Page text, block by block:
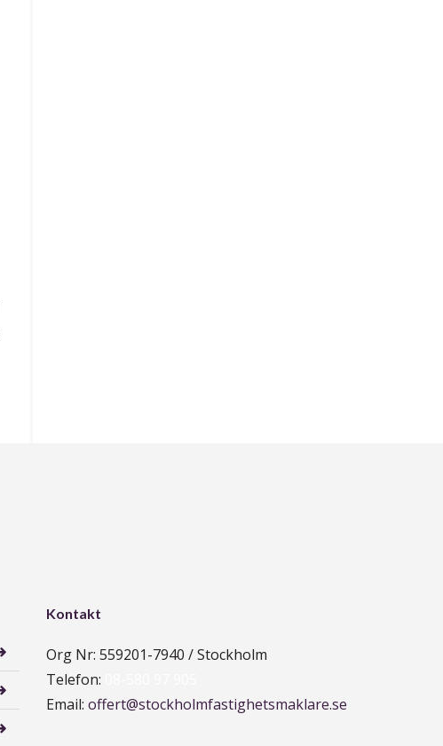
Kontakt
Org Nr: 559201-7940 / Stockholm
Telefon:
Email: offert@stockholmfastighetsmaklare.se